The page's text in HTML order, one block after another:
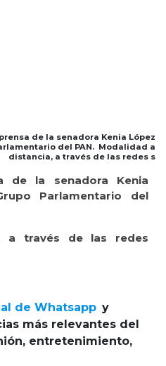
de la senadora Kenia López
del PAN. Modalidad a
distancia, a través de las redes s
de la senadora Kenia
Parlamentario del
a través de las redes
de Whatsapp y
más relevantes del
entretenimiento,